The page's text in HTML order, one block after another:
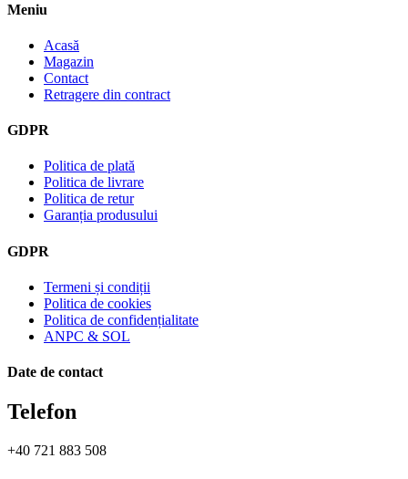
Meniu
Acasă
Magazin
Contact
Retragere din contract
GDPR
Politica de plată
Politica de livrare
Politica de retur
Garanția produsului
GDPR
Termeni și condiții
Politica de cookies
Politica de confidențialitate
ANPC & SOL
Date de contact
Telefon
+40 721 883 508